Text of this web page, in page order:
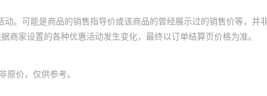
。可能是商品的销售指导价或该商品的曾经展示过的销售价等，并
家设置的各种优惠活动发生变化，最终以订单结算页价格为准。
价，仅供参考。